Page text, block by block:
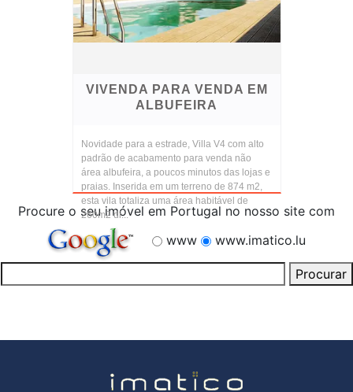
VIVENDA PARA VENDA EM
ALBUFEIRA
Novidade para a estrade, Villa V4 com alto
padrão de acabamento para venda não
área albufeira, a poucos minutos das lojas e
praias. Inserida em um terreno de 874 m2,
esta vila totaliza uma área habitável de
260m2 di...
Procure o seu imóvel em Portugal no nosso site com
www
www.imatico.lu